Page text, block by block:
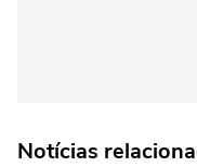
Notícias